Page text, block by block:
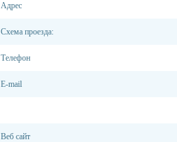
Адрес
Схема проезда:
Телефон
E-mail
Веб сайт